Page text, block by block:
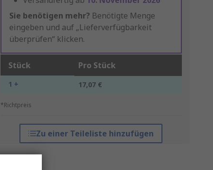
Sie benötigen mehr? Benötigte Menge
eingeben und auf „Lieferverfügbarkeit
überprüfen“ klicken.
Stück Pro Stück
1 + 17,07 €
*Richtpreis
Zu einer Teileliste hinzufügen